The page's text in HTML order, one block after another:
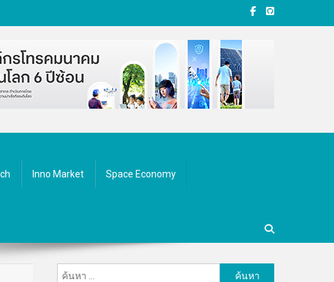
Inno Market Space Economy
ค้นหา